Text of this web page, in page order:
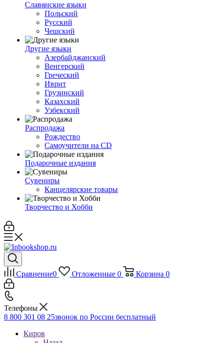
Славянские языки
Польский
Русский
Чешский
Другие языки
Азербайджанский
Венгерский
Греческий
Иврит
Грузинский
Казахский
Узбекский
Распродажа
Рождество
Самоучители на CD
Подарочные издания
Сувениры
Канцелярские товары
Творчество и Хобби
Сравнение0 Отложенные 0 Корзина 0
Телефоны
8 800 301 08 25звонок по России бесплатный
Киров